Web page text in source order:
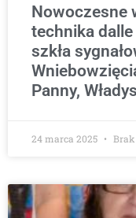
Nowoczesne
technika
szkła
Panny,
24 marca 2025